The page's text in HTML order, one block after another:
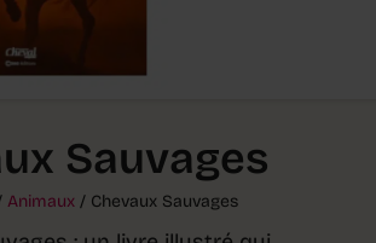
Sauvages
Animaux / Chevaux Sauvages